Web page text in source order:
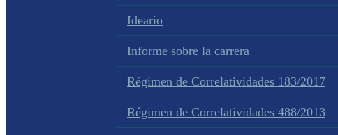
Ideario
Informe sobre la carrera
Régimen de Correlatividades 183/2017
Régimen de Correlatividades 488/2013